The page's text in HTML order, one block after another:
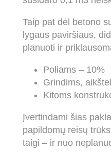
Taip pat dėl betono
lygaus paviršiaus,
planuoti ir
Poliams – 10%
Grindims,
Kitoms
Įvertindami šias
papildomų reisų
taigi – ir nuo